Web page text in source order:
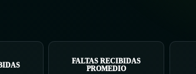
FALTAS RECIBIDAS
PROMEDIO